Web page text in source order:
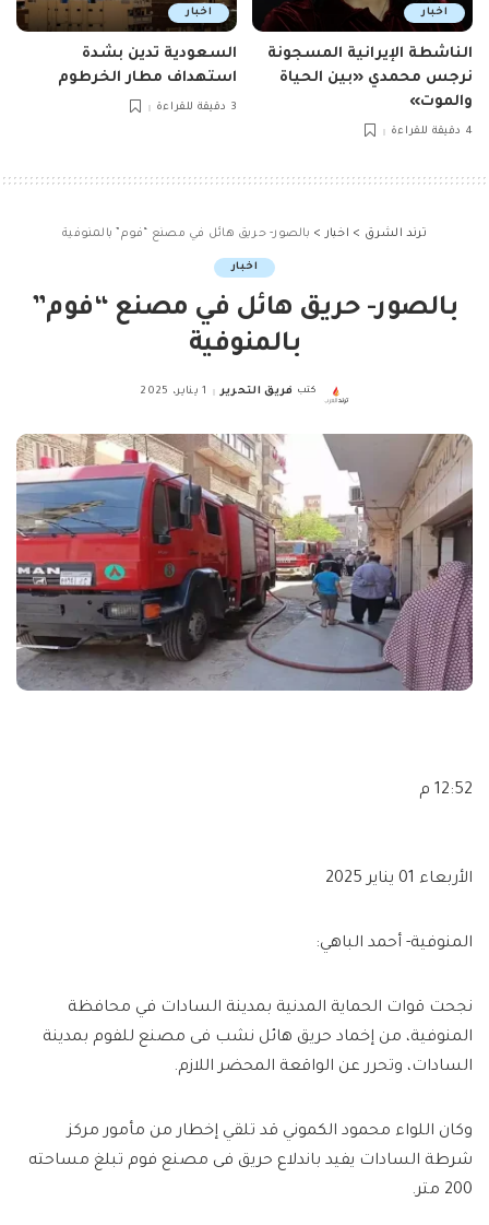
اخبار
الناشطة الإيرانية المسجونة
نرجس محمدي «بين الحياة
والموت»
4 دقيقة للقراءة
اخبار
السعودية تدين بشدة
استهداف مطار الخرطوم
3 دقيقة للقراءة
ترند الشرق > اخبار > بالصور- حريق هائل في مصنع “فوم” بالمنوفية
اخبار
بالصور- حريق هائل في مصنع “فوم”
بالمنوفية
Posted
كتب فريق التحرير 1 يناير، 2025
12:52 م
الأربعاء 01 يناير 2025
المنوفية- أحمد الباهي:
نجحت قوات الحماية المدنية بمدينة السادات في محافظة
المنوفية، من إخماد حريق هائل نشب فى مصنع للفوم بمدينة
السادات، وتحرر عن الواقعة المحضر اللازم.
وكان اللواء محمود الكموني قد تلقي إخطار من مأمور مركز
شرطة السادات يفيد باندلاع حريق فى مصنع فوم تبلغ مساحته
200 متر.